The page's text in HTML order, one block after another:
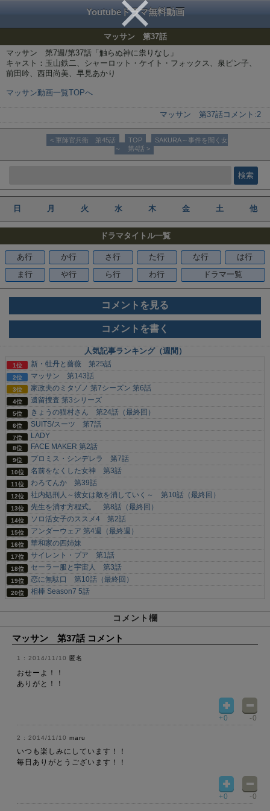
Youtubeドラマ無料動画
マッサン 第37話
マッサン 第7週/第37話「触らぬ神に祟りなし」
キャスト：玉山鉄二、シャーロット・ケイト・フォックス、泉ピン子、
前田吟、西田尚美、早見あかり
マッサン動画一覧TOPへ
マッサン 第37話 コメント:2
< 軍師官兵衛 第45話 TOP
SAKURA～事件を聞く女
～ 第4話 >
日 月 火 水 木 金 土 他
ドラマタイトル一覧
あ行 か行 さ行 た行 な行
は行
ま行
や行 ら行 わ行 ドラマ一覧
コメントを見る
コメントを書く
人気記事ランキング（週間）
新・牡丹と薔薇 第25話
マッサン 第143話
家政夫のミタゾノ 第7シーズン 第6話
遺留捜査 第3シリーズ
きょうの猫村さん 第24話（最終回）
SUITS/スーツ 第7話
LADY
FACE MAKER 第2話
プロミス・シンデレラ 第7話
名前をなくした女神 第3話
わろてんか 第39話
社内処刑人～彼女は敵を消していく～ 第10話（最終回）
先生を消す方程式。 第8話（最終回）
ソロ活女子のススメ4 第2話
アンダーウェア 第4週（最終週）
華和家の四姉妹
サイレント・プア 第1話
セーラー服と宇宙人 第3話
恋に無駄口 第10話（最終回）
相棒 Season7 5話
コメント欄
マッサン 第37話 コメント
2014/11/10 匿名
おせーよ！！
ありがと！！
+0 -0
2014/11/10 maru
いつも楽しみにしています！！
毎日ありがとうございます！！
+0 -0